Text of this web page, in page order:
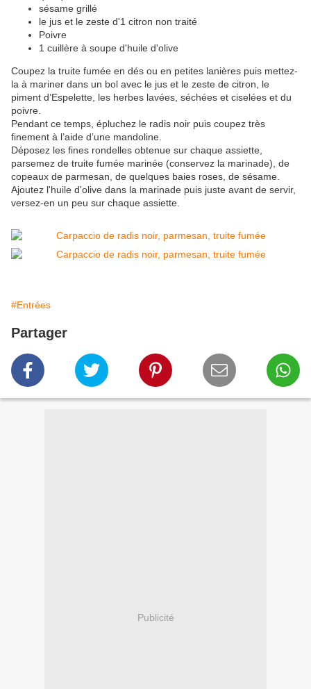
sésame grillé
le jus et le zeste d'1 citron non traité
Poivre
1 cuillère à soupe d'huile d'olive
Coupez la truite fumée en dés ou en petites lanières puis mettez-
la à mariner dans un bol avec le jus et le zeste de citron, le
piment d’Espelette, les herbes lavées, séchées et ciselées et du
poivre.
Pendant ce temps, épluchez le radis noir puis coupez très
finement à l’aide d’une mandoline.
Déposez les fines rondelles obtenue sur chaque assiette,
parsemez de truite fumée marinée (conservez la marinade), de
copeaux de parmesan, de quelques baies roses, de sésame.
Ajoutez l'huile d'olive dans la marinade puis juste avant de servir,
versez-en un peu sur chaque assiette.
#Entrées
Partager
Publicité